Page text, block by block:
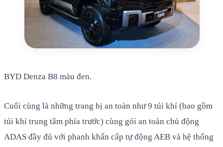
BYD Denza B8 màu đen.
Cuối cùng là những trang bị an toàn như 9 túi khí (bao gồm
túi khí trung tâm phía trước) cùng gói an toàn chủ động
ADAS đầy đủ với phanh khẩn cấp tự động AEB và hệ thống